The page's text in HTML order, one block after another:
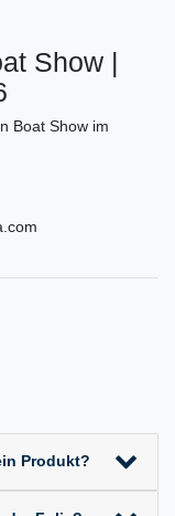
Show |
Boat Show im
Produkt?